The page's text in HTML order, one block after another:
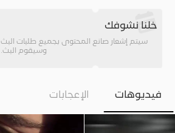
خلنا نشوفك
سيتم إشعار صانع المحتوى بجميع طلبات البث
وسيقوم البث.
فيديوهات الإعجابات